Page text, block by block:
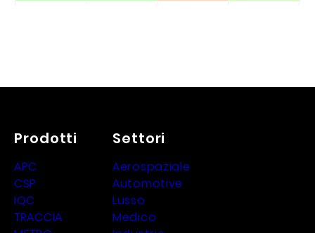
Prodotti
APC
CSP
IQC
TRACCIA
Settori
Aerospaziale
Automotive
Lusso
Medico